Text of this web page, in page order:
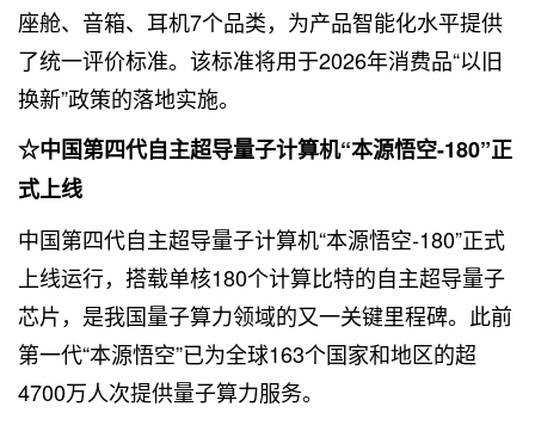
座舱、音箱、耳机7个品类，为产品智能化水平提供
了统一评价标准。该标准将用于2026年消费品“以旧
换新”政策的落地实施。
☆中国第四代自主超导量子计算机“本源悟空-180”正
式上线
中国第四代自主超导量子计算机“本源悟空-180”正式
上线运行，搭载单核180个计算比特的自主超导量子
芯片，是我国量子算力领域的又一关键里程碑。此前
第一代“本源悟空”已为全球163个国家和地区的超
4700万人次提供量子算力服务。